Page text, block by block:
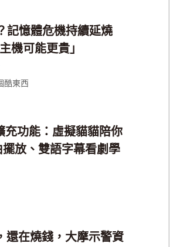
記憶體危機持續延燒
機可能更貴」
酷東西
功能：虛擬貓貓陪你
放、雙語字幕看劇學
還在燒錢，大摩示警資